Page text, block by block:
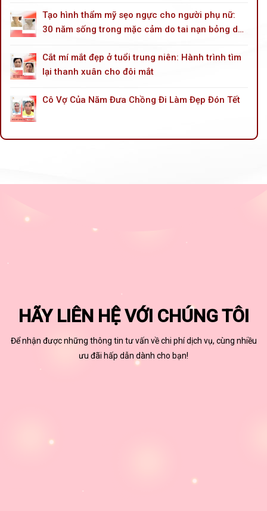
Tạo hình thẩm mỹ sẹo ngực cho người phụ nữ:
30 năm sống trong mặc cảm do tai nạn bỏng dầu
Cắt mí mắt đẹp ở tuổi trung niên: Hành trình tìm
lại thanh xuân cho đôi mắt
Cô Vợ Của Năm Đưa Chồng Đi Làm Đẹp Đón Tết
HÃY LIÊN HỆ VỚI CHÚNG TÔI
Để nhận được những thông tin tư vấn về chi phí dịch vụ, cùng nhiều
ưu đãi hấp dẫn dành cho bạn!